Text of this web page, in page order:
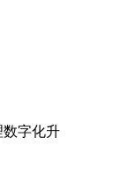
字化升